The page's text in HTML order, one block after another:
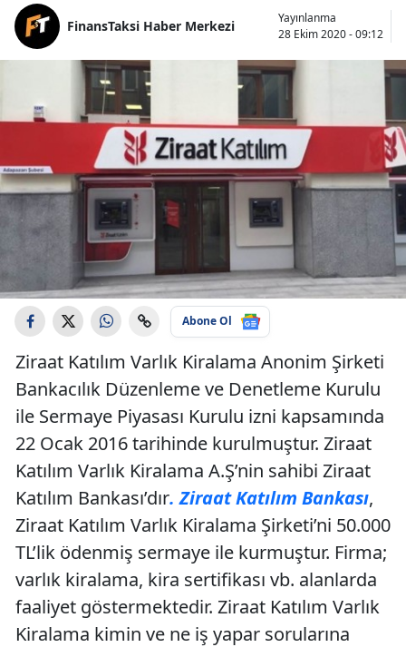
FinansTaksi Haber Merkezi
Yayınlanma
28 Ekim 2020 - 09:12
Abone Ol
Ziraat Katılım Varlık Kiralama Anonim Şirketi
Bankacılık Düzenleme ve Denetleme Kurulu
ile Sermaye Piyasası Kurulu izni kapsamında
22 Ocak 2016 tarihinde kurulmuştur. Ziraat
Katılım Varlık Kiralama A.Ş’nin sahibi Ziraat
Katılım Bankası’dır. Ziraat Katılım Bankası,
Ziraat Katılım Varlık Kiralama Şirketi’ni 50.000
TL’lik ödenmiş sermaye ile kurmuştur. Firma;
varlık kiralama, kira sertifikası vb. alanlarda
faaliyet göstermektedir. Ziraat Katılım Varlık
Kiralama kimin ve ne iş yapar sorularına